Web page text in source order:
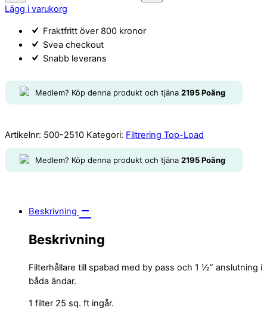
Bypass
½"
quantity
Lägg i varukorg
Fraktfritt över 800 kronor
Svea checkout
Snabb leverans
Medlem? Köp denna produkt och tjäna 2195Poäng
Artikelnr: 500-2510 Kategori: Filtrering Top-Load
Medlem? Köp denna produkt och tjäna 2195Poäng
Beskrivning
Beskrivning
Filterhållare till spabad med by pass och 1 ½” anslutning i
båda ändar.
1 filter 25 sq. ft ingår.